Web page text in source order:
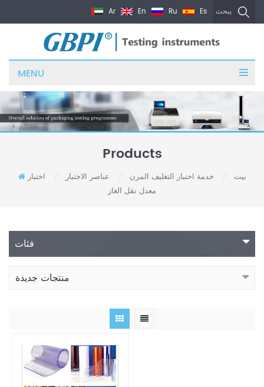
يبحث Ar En Ru Es
MENU
Products
بيت خدمة اختبار التغليف المرن عناصر الاختبار
اختبار
معدل نقل الغاز
فئات
منتجات جديدة